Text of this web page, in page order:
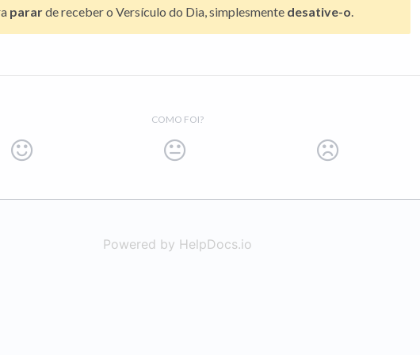
pararde receber o Versículo do Dia, simplesmente desative-o.
COMO FOI?
Powered by HelpDocs.io